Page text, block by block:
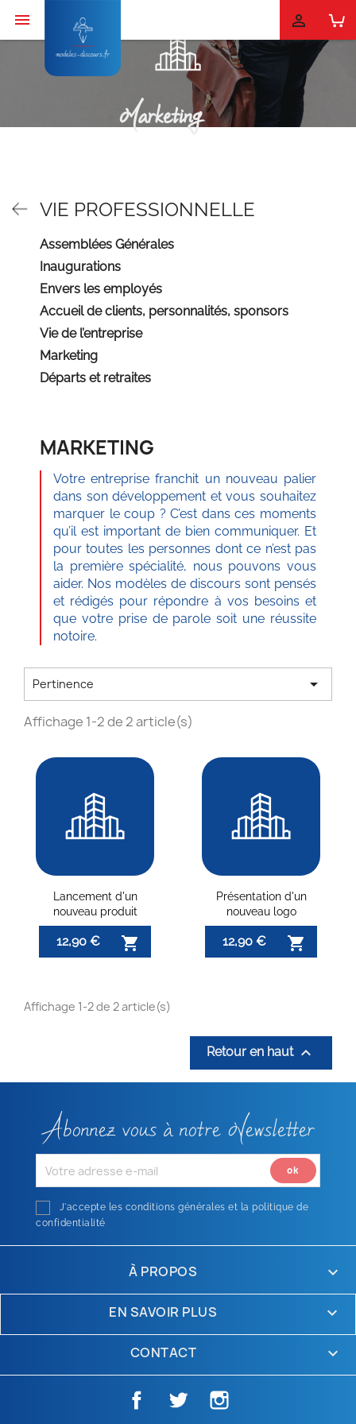
 
Marketing
VIE PROFESSIONNELLE
Assemblées Générales
Inaugurations
Envers les employés
Accueil de clients, personnalités, sponsors
Vie de l’entreprise
Marketing
Départs et retraites
MARKETING
Votre entreprise franchit un nouveau palier
dans son développement et vous souhaitez
marquer le coup ? C’est dans ces moments
qu’il est important de bien communiquer. Et
pour toutes les personnes dont ce n’est pas
la première spécialité, nous pouvons vous
aider. Nos modèles de discours sont pensés
et rédigés pour répondre à vos besoins et
que votre prise de parole soit une réussite
notoire.
Pertinence 
Affichage 1-2 de 2 article(s)
Lancement d'un
nouveau produit
12,90 € 
Présentation d'un
nouveau logo
12,90 € 
Affichage 1-2 de 2 article(s)
Retour en haut 
Abonnez vous à notre Newsletter
J'accepte les conditions générales et la politique de
confidentialité
À PROPOS 
EN SAVOIR PLUS 
CONTACT keyboard_arrow_down
FacebookTwitter